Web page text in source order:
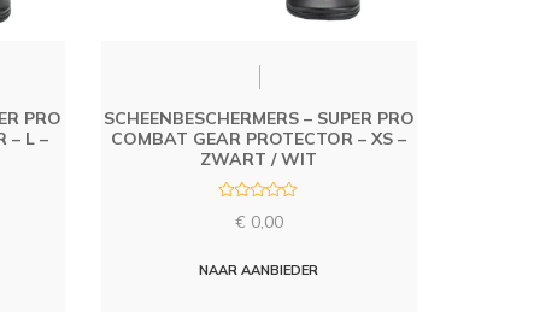
PRO
– L –
SCHEENBESCHERMERS – SUPER PRO
COMBAT GEAR PROTECTOR – XS –
ZWART / WIT
d
€ 0,00
NAAR AANBIEDER